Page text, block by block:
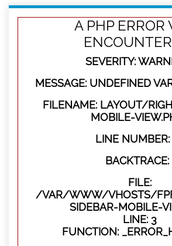
A PHP ERROR
SEVERITY:
MESSAGE: UNDEFINED
FILENAME: LAYOUT/
MOBILE-
LINE NUMBER:
BACKTRACE:
FILE:
/VAR/WWW/VHOSTS/
SIDEBAR-MOBILE-
LINE: 3
FUNCTION: